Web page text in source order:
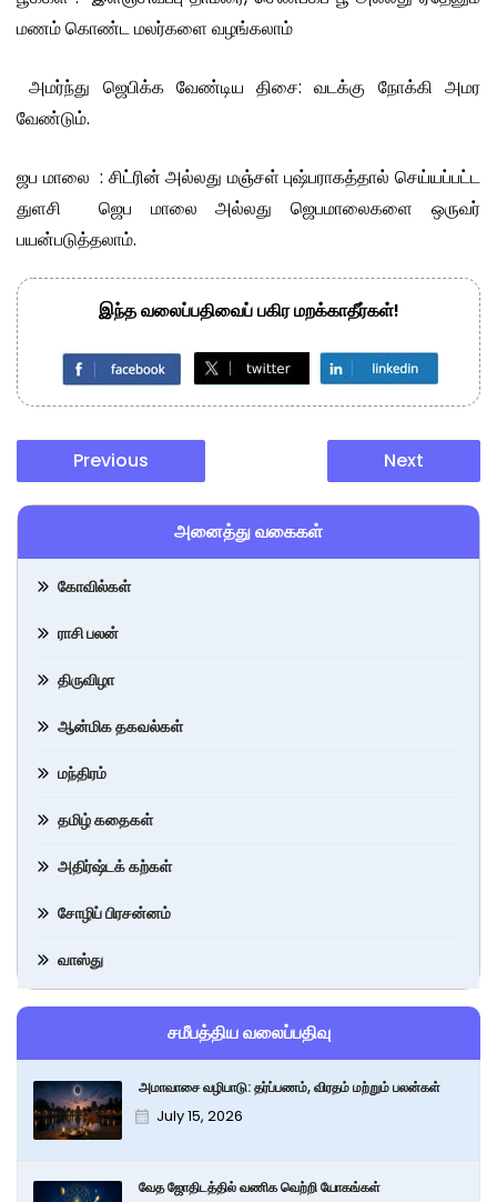
மணம் கொண்ட மலர்களை வழங்கலாம்
அமர்ந்து ஜெபிக்க வேண்டிய திசை: வடக்கு நோக்கி அமர
வேண்டும்.
ஜப மாலை : சிட்ரின் அல்லது மஞ்சள் புஷ்பராகத்தால் செய்யப்பட்ட
துளசி ஜெப மாலை அல்லது ஜெபமாலைகளை ஒருவர்
பயன்படுத்தலாம்.
இந்த வலைப்பதிவைப் பகிர மறக்காதீர்கள்!
Previous Next
அனைத்து வகைகள்
கோவில்கள்
ராசி பலன்
திருவிழா
ஆன்மிக தகவல்கள்
மந்திரம்
தமிழ் கதைகள்
அதிர்ஷ்டக் கற்கள்
சோழிப் பிரசன்னம்
வாஸ்து
சமீபத்திய வலைப்பதிவு
அமாவாசை வழிபாடு: தர்ப்பணம், விரதம் மற்றும் பலன்கள்
July 15, 2026
வேத ஜோதிடத்தில் வணிக வெற்றி யோகங்கள்